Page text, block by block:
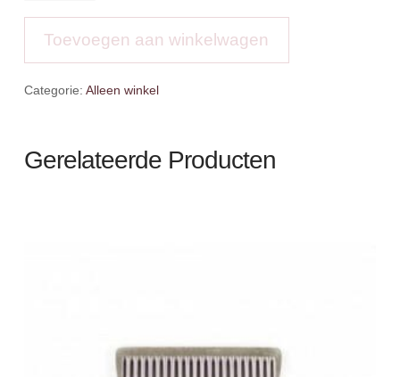
aantalToevoegen aan winkelwagen
Categorie: Alleen winkel
Gerelateerde Producten